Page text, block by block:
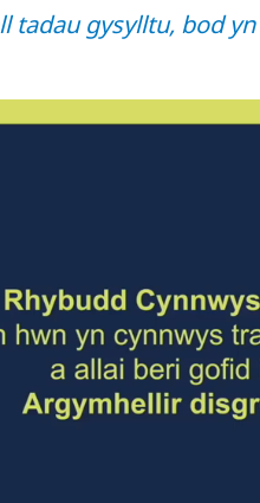
tadau gysylltu, bod